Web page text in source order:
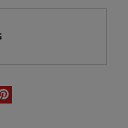
PINTEREST